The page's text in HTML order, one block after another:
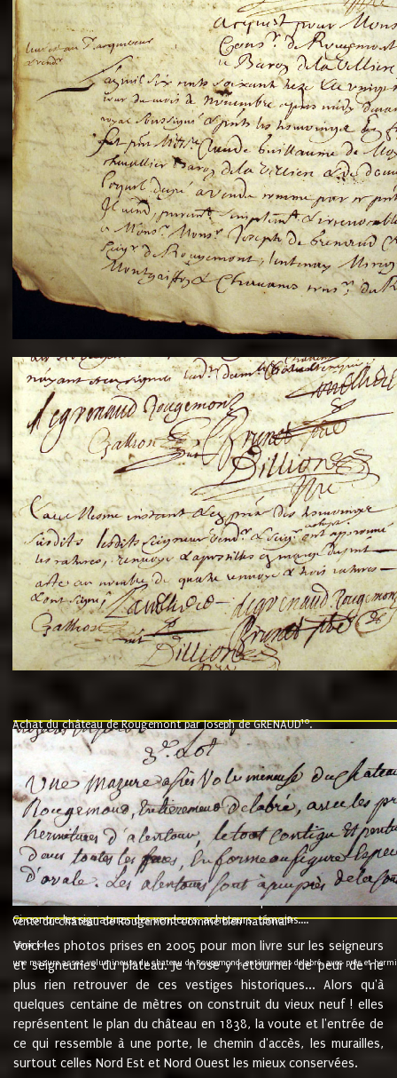
Achat du château de Rougemont par Joseph de GRENAUD10.
"l'an mil six cent soixante treze le ving neuvième jour du mois de
nommé fut présent Messire Claude Guillaume de Moyriat chevalier baron
vend, purement simplement et irrevocablement a monseigneur monsieur
et chavannes conseiller du roy au parlement de Bourgogne, present et
que le dit seigneur Baron de la Vellière a sur ses hommes, indivisables et
de la Velliere tout ainsi et comme le dit seigneur Baron et ses
présent......"
suivent les rentes, donation des terriers, etc... au prix de 880 livre louis
Ci contre les signatures des vendeurs, acheteurs, témoins....
vente du château de Rougemont comme bien national9.
"3ème lot
une mazure assez volumineuse du chateau de Rougemond, entierement delabré, avec près et
Voici les photos prises en 2005 pour mon livre sur les seigneurs
et seigneuries du plateau. Je n'ose y retourner de peur de ne
plus rien retrouver de ces vestiges historiques... Alors qu'à
quelques centaine de mètres on construit du vieux neuf ! elles
représentent le plan du château en 1838, la voute et l'entrée de
ce qui ressemble à une porte, le chemin d'accès, les murailles,
surtout celles Nord Est et Nord Ouest les mieux conservées.